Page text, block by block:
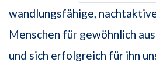
wandlungsfähige,
Menschen für gewöhnlich
und sich erfolgreich für ihn